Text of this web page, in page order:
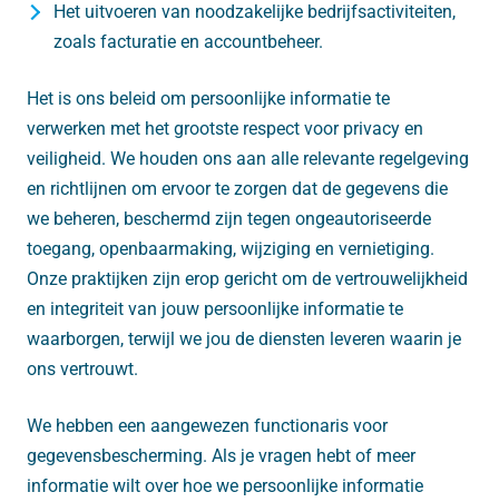
Het uitvoeren van noodzakelijke bedrijfsactiviteiten,
zoals facturatie en accountbeheer.
Het is ons beleid om persoonlijke informatie te
verwerken met het grootste respect voor privacy en
veiligheid. We houden ons aan alle relevante regelgeving
en richtlijnen om ervoor te zorgen dat de gegevens die
we beheren, beschermd zijn tegen ongeautoriseerde
toegang, openbaarmaking, wijziging en vernietiging.
Onze praktijken zijn erop gericht om de vertrouwelijkheid
en integriteit van jouw persoonlijke informatie te
waarborgen, terwijl we jou de diensten leveren waarin je
ons vertrouwt.
We hebben een aangewezen functionaris voor
gegevensbescherming. Als je vragen hebt of meer
informatie wilt over hoe we persoonlijke informatie